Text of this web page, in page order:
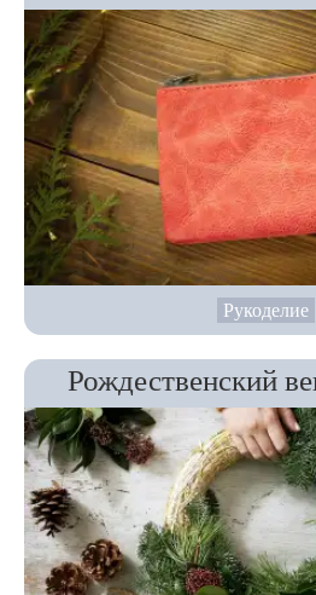
Рукоделие
Рождественский